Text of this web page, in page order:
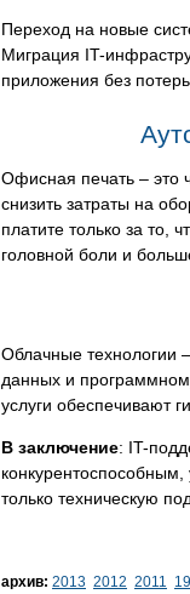
Переход на новые
Миграция IT-
приложения без
Офисная печать – это
снизить затраты на
платите только за то,
головной боли и
Облачные технологии
данных и
услуги обеспечивают
В заключение: IT-
только техническую
архив: 2013 2012 2011